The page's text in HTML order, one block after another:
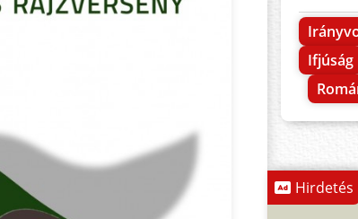
Ifjúság
Hirdetés